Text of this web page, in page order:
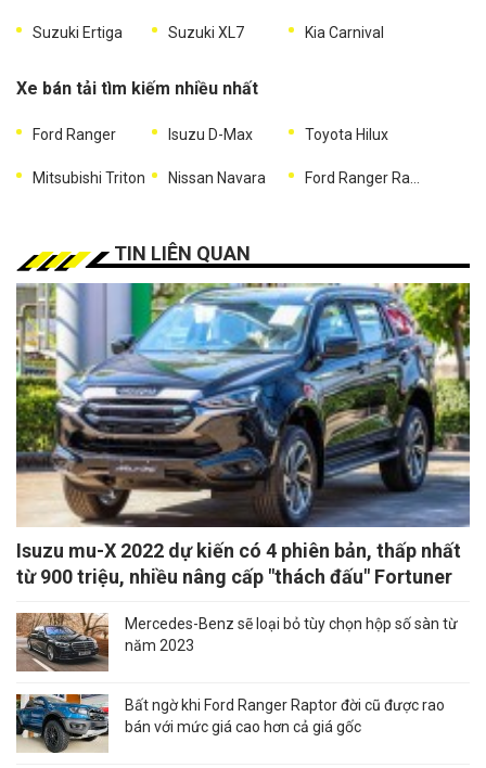
Suzuki Ertiga Suzuki XL7 Kia Carnival
Xe bán tải tìm kiếm nhiều nhất
Ford Ranger Isuzu D-Max Toyota Hilux
Mitsubishi Triton Nissan Navara Ford Ranger Raptor
TIN LIÊN QUAN
Isuzu mu-X 2022 dự kiến có 4 phiên bản, thấp nhất
từ 900 triệu, nhiều nâng cấp "thách đấu" Fortuner
Mercedes-Benz sẽ loại bỏ tùy chọn hộp số sàn từ
năm 2023
Bất ngờ khi Ford Ranger Raptor đời cũ được rao
bán với mức giá cao hơn cả giá gốc